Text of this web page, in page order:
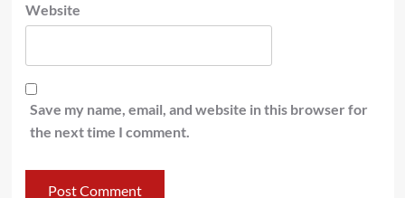
Website
Save my name, email, and website in this browser for
the next time I comment.